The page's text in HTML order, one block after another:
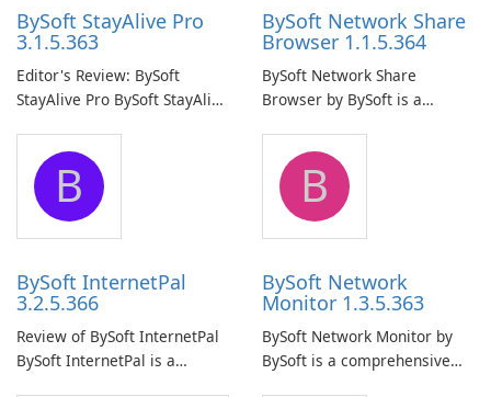
BySoft StayAlive Pro
3.1.5.363
Editor's Review: BySoft
StayAlive Pro BySoft StayAlive
application designed to
ensure the continuous and
uninterrupted operation of
your computer system.
BySoft Network Share
Browser 1.1.5.364
BySoft Network Share
Browser by BySoft is a
application that allows users
to easily browse and manage
shared folders on their
network.
B
BySoft InternetPal
3.2.5.366
Review of BySoft InternetPal
BySoft InternetPal is a
B
BySoft Network
Monitor 1.3.5.363
BySoft Network Monitor by
BySoft is a comprehensive